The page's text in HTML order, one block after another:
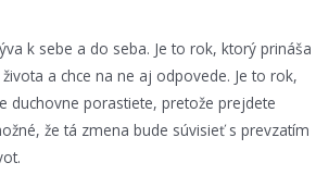
k sebe a do seba. Je to rok, ktorý prináša
a chce na ne aj odpovede. Je to rok,
duchovne porastiete, pretože prejdete
že tá zmena bude súvisieť s prevzatím